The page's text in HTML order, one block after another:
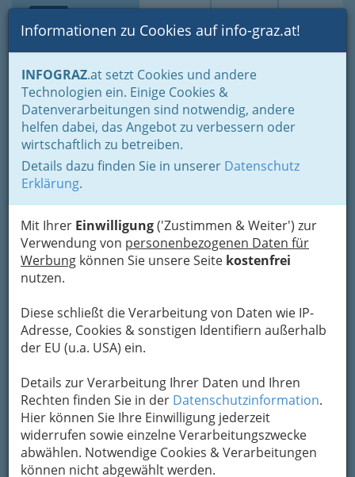
Suche Login Toggle
Informationen zu Cookies auf info-graz.at!
INFOGRAZ.at setzt Cookies und andere
Technologien ein. Einige Cookies &
Datenverarbeitungen sind notwendig, andere
helfen dabei, das Angebot zu verbessern oder
wirtschaftlich zu betreiben.
Details dazu finden Sie in unserer Datenschutz
Erklärung.
Mit Ihrer Einwilligung('Zustimmen & Weiter') zur
Verwendung von personenbezogenen Daten für
Werbung können Sie unsere Seite kostenfrei
nutzen.
Diese schließt die Verarbeitung von Daten wie IP-
Adresse, Cookies & sonstigen Identifiern außerhalb
der EU (u.a. USA) ein.
Details zur Verarbeitung Ihrer Daten und Ihren
Rechten finden Sie in der Datenschutzinformation.
Hier können Sie Ihre Einwilligung jederzeit
widerrufen sowie einzelne Verarbeitungszwecke
abwählen. Notwendige Cookies & Verarbeitungen
können nicht abgewählt werden.
Home Branchen
Tourismus & Freizeitwirtschaft
Freizeitbetriebe
Vermittlung von Dienstverträgen für Künstler
Vermittlung von
Dienstverträgen für Künstler
Künstlervermittler,
Künstlervermittlung,
Künstlermanagement,
Künstleragentur
Hinsichtlich
Künstlervermittlung/Künstleragentur ist
folgendes grundsätzlich zu unterscheiden:
Vermittlung von Dienstverträgen für
Künstler